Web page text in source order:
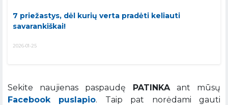
7 priežastys, dėl kurių verta pradėti keliauti
savarankiškai!
2026-01-25
Sekite naujienas paspaudę PATINKAant mūsų
Facebook puslapio. Taip pat norėdami gauti